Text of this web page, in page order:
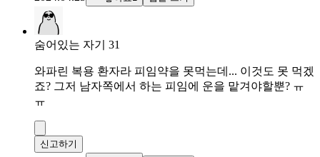
숨어있는 자기 31
와파린 복용 환자라 피임약을 못먹는데... 이것도 못 먹겠
죠? 그저 남자쪽에서 하는 피임에 운을 맡겨야할뿐? ㅠ
ㅠ
신고하기